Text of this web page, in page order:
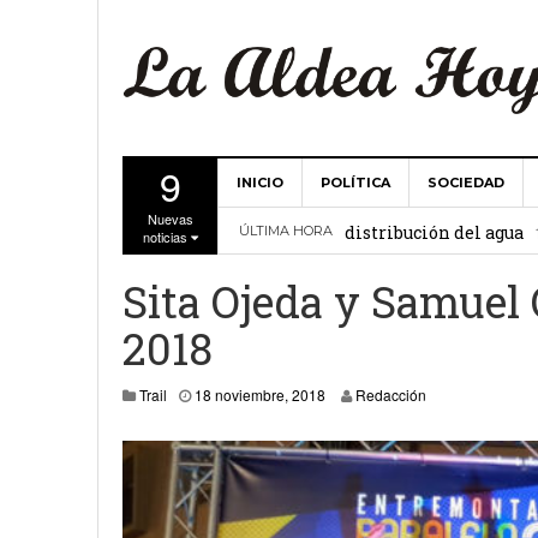
9
Nuevas
noticias
INICIO POLÍTICA SOCIEDAD
ÚLTIMA HORA
La Comunidad de
distribución del agua
Valencia
27 febrero,
15 febrero, 2024
La Comunidad de
19 diciembre, 2023
Víctor Hernández
Sita Ojeda y
2018
Trail 18 noviembre, 2018 20 noviembre, 2018
Redacción